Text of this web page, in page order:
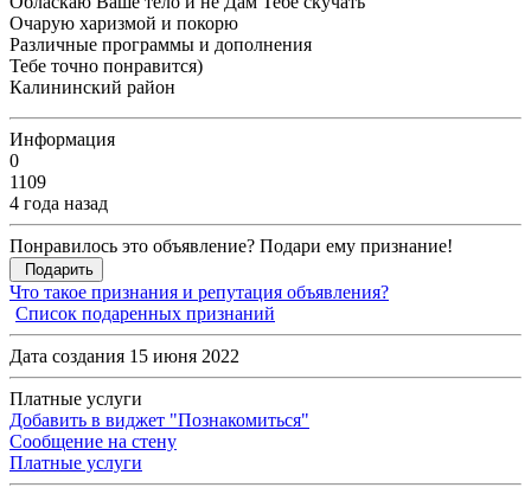
Очарую харизмой и покорю
Различные программы и дополнения
Тебе точно понравится)
Калининский район
Информация
0
1109
4 года назад
Понравилось это объявление? Подари ему признание!
Подарить
Что такое признания и репутация объявления?
Список подаренных признаний
Дата создания 15 июня 2022
Платные услуги
Добавить в виджет "Познакомиться"
Сообщение на стену
Платные услуги